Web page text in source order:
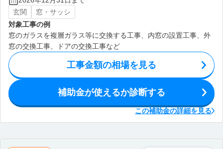
玄関
窓・サッシ
対象工事の例
窓のガラスを複層ガラス等に交換する工事、内窓の設置工事、外
窓の交換工事、ドアの交換工事など
工事金額の相場を見る
補助金が使えるか診断する
この補助金の詳細を見る